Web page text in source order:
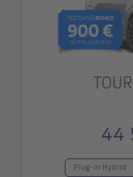
44
Plug-in Hybrid